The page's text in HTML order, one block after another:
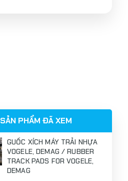
SẢN PHẨM ĐÃ XEM
GUỐC XÍCH MÁY TRẢI NHỰA
VOGELE, DEMAG / RUBBER
TRACK PADS FOR VOGELE,
DEMAG